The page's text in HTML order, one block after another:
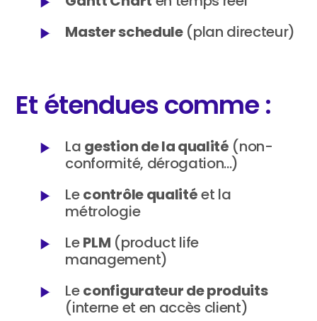
Master schedule(plan directeur)
Et étendues comme :
La gestion de la qualité (non-
conformité, dérogation...)
Lecontrôle qualitéet la
métrologie
LePLM (product life
management)
Leconfigurateur de produits
(interne et en accès client)